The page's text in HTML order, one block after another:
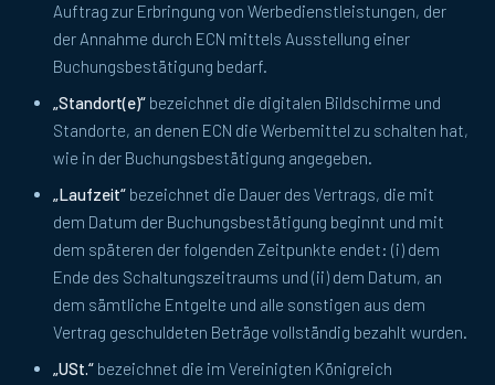
Auftrag zur Erbringung von Werbedienstleistungen, der
der Annahme durch ECN mittels Ausstellung einer
Buchungsbestätigung bedarf.
„Standort(e)“ bezeichnet die digitalen Bildschirme und
Standorte, an denen ECN die Werbemittel zu schalten hat,
wie in der Buchungsbestätigung angegeben.
„Laufzeit“ bezeichnet die Dauer des Vertrags, die mit
dem Datum der Buchungsbestätigung beginnt und mit
dem späteren der folgenden Zeitpunkte endet: (i) dem
Ende des Schaltungszeitraums und (ii) dem Datum, an
dem sämtliche Entgelte und alle sonstigen aus dem
Vertrag geschuldeten Beträge vollständig bezahlt wurden.
„USt.“ bezeichnet die im Vereinigten Königreich